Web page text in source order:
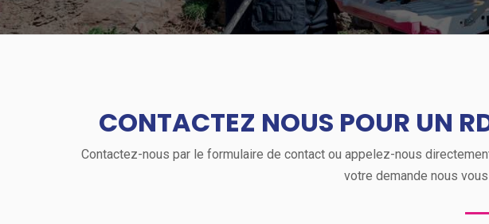
CONTACTEZ NOUS POUR UN
Contactez-nous par le formulaire de contact ou appelez-nous
votre demande nous